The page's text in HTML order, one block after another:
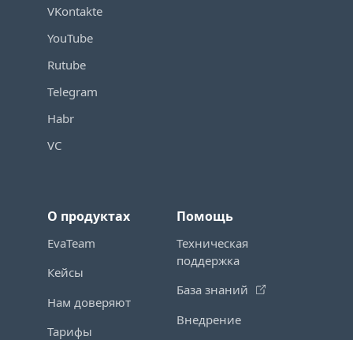
VKontakte
YouTube
Rutube
Telegram
Habr
VC
О продуктах
EvaTeam
Кейсы
Нам доверяют
Тарифы
Помощь
Техническая
поддержка
База знаний
Внедрение